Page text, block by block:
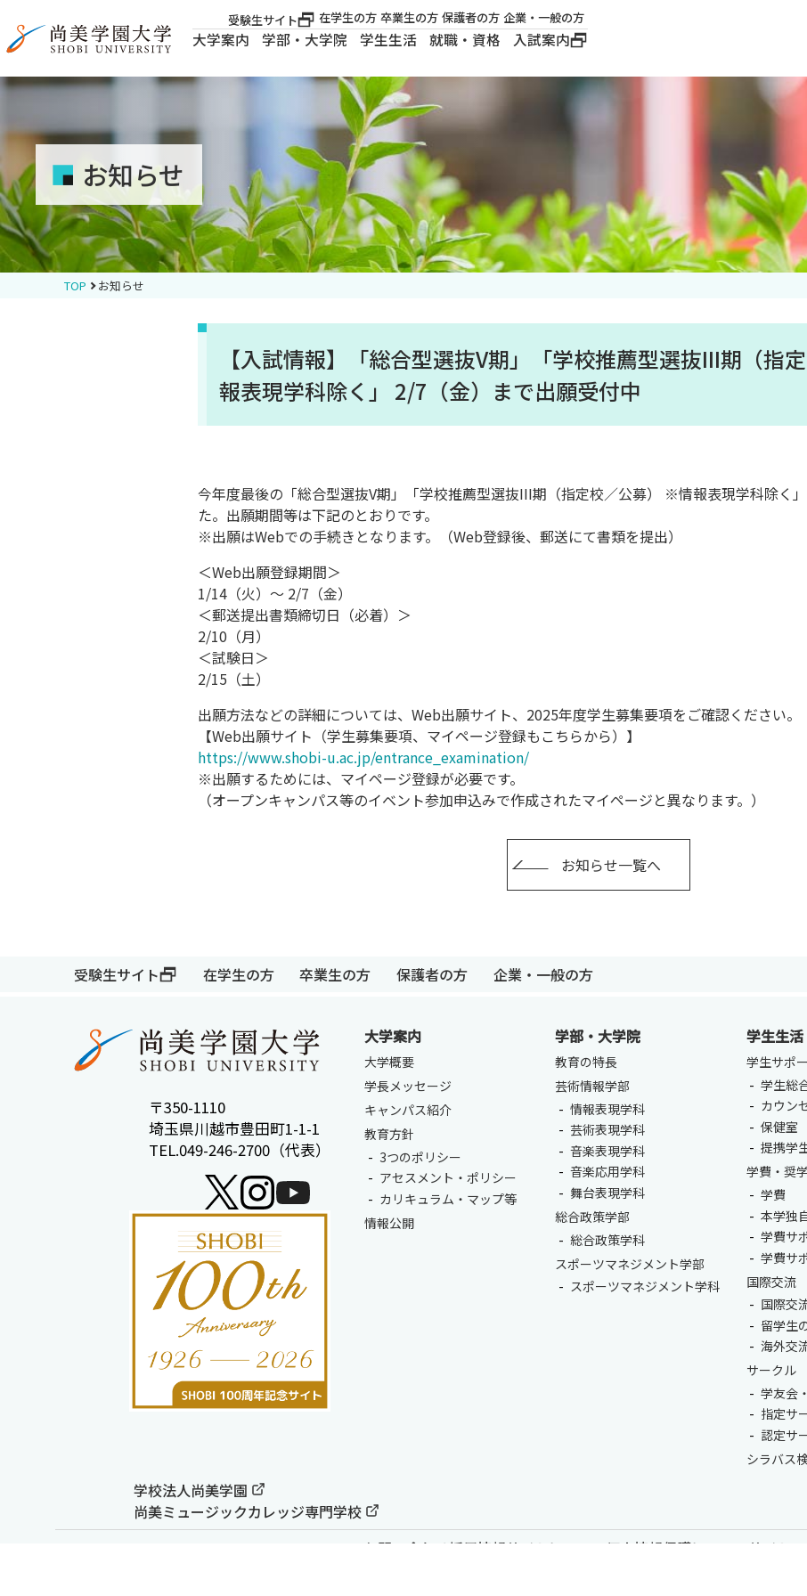
受験生サイト 在学生の方 卒業生の方 保護者の方 企業・一般の方
大学案内 学部・大学院 学生生活 就職・資格 入試案内
学部・大学院
学生生活
大学案内
建学の精神
ロゴマーク・公式キ
ャラクター
受験生サイト 保護者の方 企業・一般の方
お知らせ
TOP お知らせ
【入試情報】「総合型選抜V期」「学校推薦型選抜III期（指
報表現学科除く」 2/7（金）まで出願受付中
今年度最後の「総合型選抜V期」「学校推薦型選抜III期（指定校／公募） ※情報表現学科除く
た。出願期間等は下記のとおりです。
※出願はWebでの手続きとなります。（Web登録後、郵送にて書類を提出）
＜Web出願登録期間＞
1/14（火）～ 2/7（金）
＜郵送提出書類締切日（必着）＞
2/10（月）
＜試験日＞
2/15（土）
出願方法などの詳細については、Web出願サイト、2025年度学生募集要項をご確認ください。
【Web出願サイト（学生募集要項、マイページ登録もこちらから）】
https://www.shobi-u.ac.jp/entrance_examination/
※出願するためには、マイページ登録が必要です。
（オープンキャンパス等のイベント参加申込みで作成されたマイページと異なります。）
お知らせ一覧へ
受験生サイト 在学生の方 卒業生の方 保護者の方 企業・一般の方
〒350-1110
埼玉県川越市豊田町1-1-1
TEL.049-246-2700（代表）
大学案内
大学概要
学長メッセージ
キャンパス紹介
教育方針
3つのポリシー
アセスメント・ポリシー
カリキュラム・マップ等
情報公開
学部・大学院
教育の特長
芸術情報学部
情報表現学科
芸術表現学科
音楽表現学科
音楽応用学科
舞台表現学科
総合政策学部
総合政策学科
スポーツマネジメント学部
スポーツマネジメント学科
学生生活
学生サポ
学生総
カウン
保健室
提携学
学費・奨
学費
本学独
学費サ
学費サ
国際交流
国際交
留学生
海外交
サークル
学友会
指定サ
認定サ
シラバス
学校法人尚美学園
尚美ミュージックカレッジ専門学校
お問い合わせ 採用情報 サイトについて 個人情報保護について サイト